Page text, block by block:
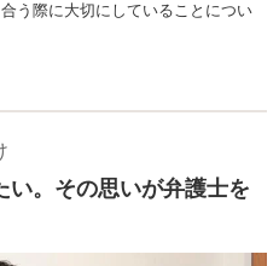
う際に大切にしていることについ
い。その思いが弁護士を